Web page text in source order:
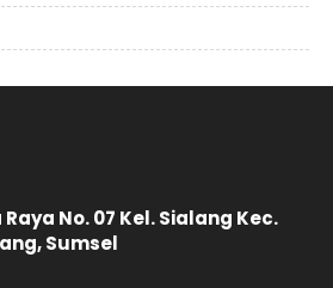
No. 07 Kel. Sialang Kec.
Sumsel